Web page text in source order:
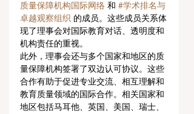
质量保障机构国际网络 和 #学术排名与
卓越观察组织 的成员。这些成员关系体
现了理事会对国际教育对话、透明度和
机构责任的重视。
此外，理事会还与多个国家和地区的质
量保障机构签署了双边认可协议。这些
合作有助于促进专业交流、相互理解和
教育质量领域的国际合作。相关国家和
地区包括马耳他、英国、美国、瑞士、